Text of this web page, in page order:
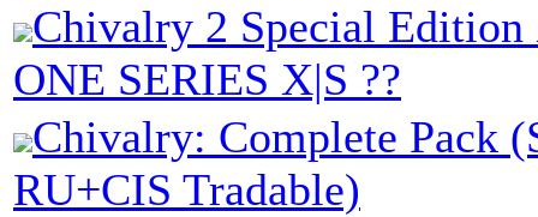
Chivalry 2 Special
ONE SERIES X|S ??
Chivalry: Complete Pack
RU+CIS Tradable)